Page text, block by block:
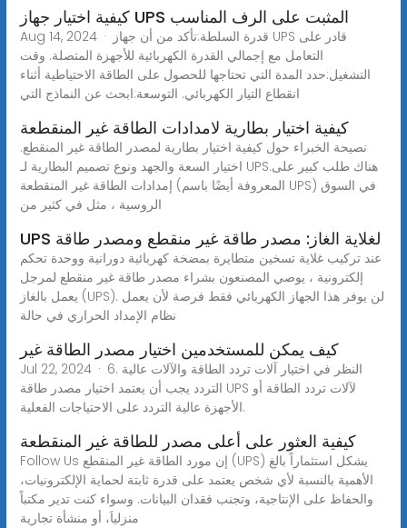
كيفية اختيار جهاز UPS المثبت على الرف المناسب
Aug 14, 2024 · قدرة السلطة:تأكد من أن جهاز UPS قادر على
التعامل مع إجمالي القدرة الكهربائية للأجهزة المتصلة. وقت
التشغيل:حدد المدة التي تحتاجها للحصول على الطاقة الاحتياطية أثناء
انقطاع التيار الكهربائي. التوسعة:ابحث عن النماذج التي
كيفية اختيار بطارية لامدادات الطاقة غير المنقطعة
نصيحة الخبراء حول كيفية اختيار بطارية لمصدر الطاقة غير المنقطع.
اختيار السعة والجهد ونوع تصميم البطارية لـ UPS.هناك طلب كبير على
إمدادات الطاقة غير المنقطعة (المعروفة أيضًا باسم UPS) في السوق
الروسية ، مثل في كثير من
UPS لغلاية الغاز: مصدر طاقة غير منقطع ومصدر طاقة
عند تركيب غلاية تسخين متطايرة بمضخة كهربائية دورانية ووحدة تحكم
إلكترونية ، يوصي المصنعون بشراء مصدر طاقة غير منقطع لمرجل
يعمل بالغاز (UPS). لن يوفر هذا الجهاز الكهربائي فقط فرصة لأن يعمل
نظام الإمداد الحراري في حالة
كيف يمكن للمستخدمين اختيار مصدر الطاقة غير
Jul 22, 2024 · 6. النظر في اختيار آلات تردد الطاقة والآلات عالية
التردد يجب أن يعتمد اختيار مصدر طاقة UPS لآلات تردد الطاقة أو
الأجهزة عالية التردد على الاحتياجات الفعلية.
كيفية العثور على أعلى مصدر للطاقة غير المنقطعة
Follow Us إن مورد الطاقة غير المنقطع (UPS) يشكل استثماراً بالغ
الأهمية بالنسبة لأي شخص يعتمد على قدرة ثابتة لحماية الإلكترونيات،
والحفاظ على الإنتاجية، وتجنب فقدان البيانات. وسواء كنت تدير مكتباً
منزلياَ، أو منشأة تجارية